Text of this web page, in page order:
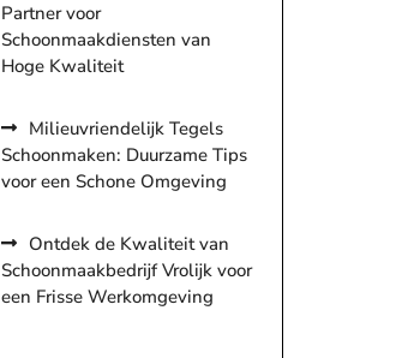
Partner voor
Schoonmaakdiensten van
Hoge Kwaliteit
Milieuvriendelijk Tegels
Schoonmaken: Duurzame Tips
voor een Schone Omgeving
Ontdek de Kwaliteit van
Schoonmaakbedrijf Vrolijk voor
een Frisse Werkomgeving